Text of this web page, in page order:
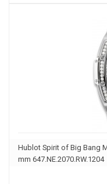
Hublot Spirit of Big Bang
mm 647.NE.2070.RW.1204